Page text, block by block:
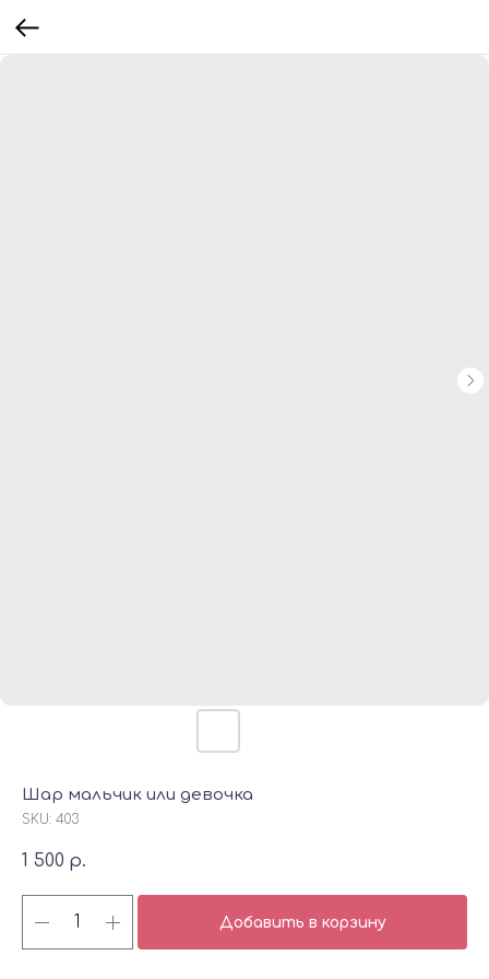
Шар мальчик или девочка
SKU: 403
1 500 р.
Добавить в корзину